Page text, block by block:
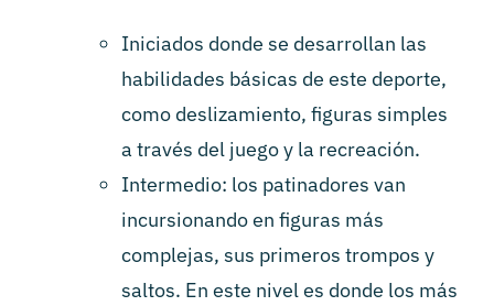
Iniciados donde se desarrollan las
habilidades básicas de este deporte,
como deslizamiento, figuras simples
a través del juego y la recreación.
Intermedio: los patinadores van
incursionando en figuras más
complejas, sus primeros trompos y
saltos. En este nivel es donde los más